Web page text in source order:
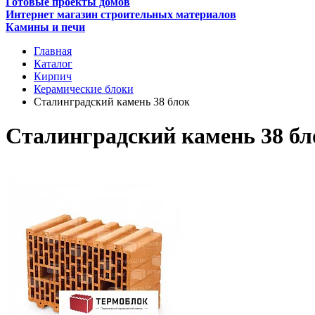
Интернет магазин строительных материалов
Камины и печи
Главная
Каталог
Кирпич
Керамические блоки
Сталинградский камень 38 блок
Сталинградский камень 38